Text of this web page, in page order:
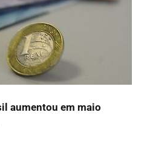
aumentou em maio